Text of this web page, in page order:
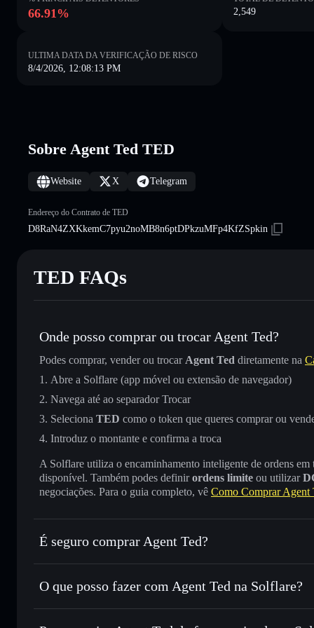
66.91% 2,549
ULTIMA DATA DA VERIFICAÇÃO DE RISCO
8/4/2026, 12:08:13 PM
Sobre Agent Ted TED
Website X Telegram
Endereço do Contrato de TED
D8RaN4ZXKkemC7pyu2noMB8n6ptDPkzuMFp4KfZSpkin
TED FAQs
Onde posso comprar ou trocar Agent Ted?
Podes comprar, vender ou trocar Agent Ted diretamente na
Abre a Solflare (app móvel ou extensão de navegador)
Navega até ao separador Trocar
Seleciona TED como o token que queres comprar ou
Introduz o montante e confirma a troca
A Solflare utiliza o encaminhamento inteligente de ordens
disponível. Também podes definirordens limite ou utilizar
negociações. Para o guia completo, vê Como Comprar Agent
É seguro comprar Agent Ted?
Agent Ted não está verificado
O que posso fazer com Agent Ted na Solflare?
Agent Ted
Carteira Solflare